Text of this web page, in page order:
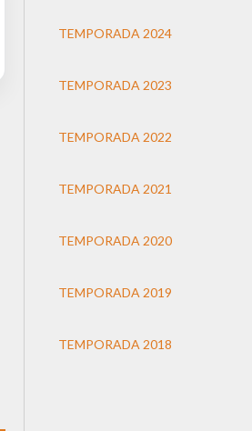
TEMPORADA 2024
TEMPORADA 2023
TEMPORADA 2022
TEMPORADA 2021
TEMPORADA 2020
TEMPORADA 2019
TEMPORADA 2018